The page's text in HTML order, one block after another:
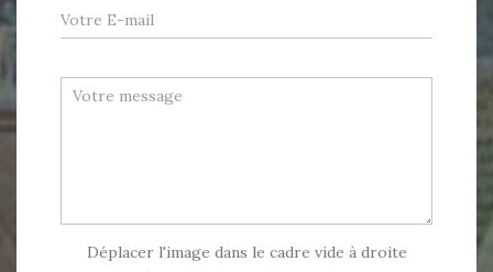
Déplacer l'image dans le cadre vide à droite